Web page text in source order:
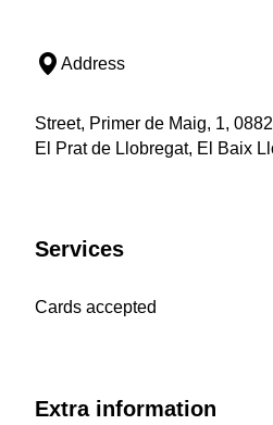
Address
Street, Primer de Maig, 1,
El Prat de Llobregat, El Baix
Services
Cards accepted
Extra information